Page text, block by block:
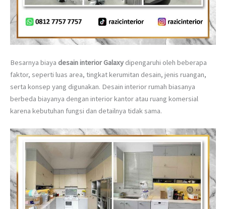
Besarnya biaya desain interior Galaxy dipengaruhi oleh beberapa
faktor, seperti luas area, tingkat kerumitan desain, jenis ruangan,
serta konsep yang digunakan. Desain interior rumah biasanya
berbeda biayanya dengan interior kantor atau ruang komersial
karena kebutuhan fungsi dan detailnya tidak sama.